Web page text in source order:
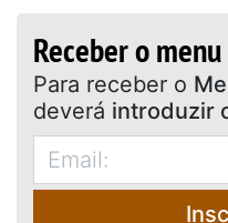
Receber o
Para receber o
deverá introduzir